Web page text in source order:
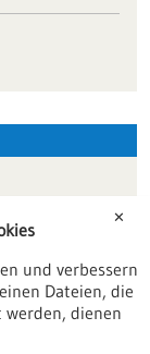
✕
und verbessern
Dateien, die
dienen